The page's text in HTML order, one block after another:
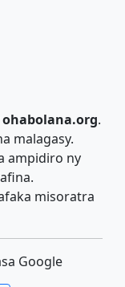
ohabolana.org.
malagasy.
ampidiro ny
misoratra
Google